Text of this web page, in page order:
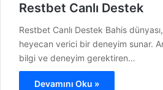
Restbet Canlı Destek
Restbet Canlı Destek Bahis
heyecan verici bir deneyim sunar.
bilgi ve deneyim gerektiren…
Devamını Oku »